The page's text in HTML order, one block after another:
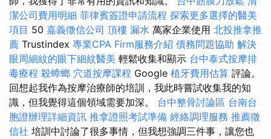
潔公司費用明細 菲律賓簽證申請流程 探索更多選擇的醫美
項目 50 嘉義徵信公司 頂樓 漏水 萬家企業使用 北投推拿推
薦 Trustindex 專業CPA Firm服務介紹 債務問題協助 解決
眼周細紋的眼下細紋醫美 輕鬆收集和顯示 台中泰式按摩排
毒療程 殺蟑螂 穴道按摩課程 Google 植牙費用估算 評論。
回想起我作為按摩治療師的培訓，我此時嘗試收集我的知
識，但我覺得這個領域需要加深。 台中整骨討論區 台南台
胞證辦理詳細資訊 推拿證照考試準備 經絡調理服務 推薦徵
信社 培訓中討論了很多事情，但我想強調三件事，讓您也